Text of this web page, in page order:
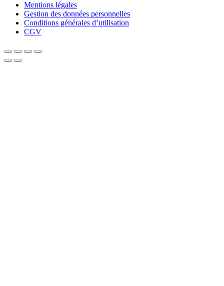
Mentions légales
Gestion des données personnelles
Conditions générales d’utilisation
CGV